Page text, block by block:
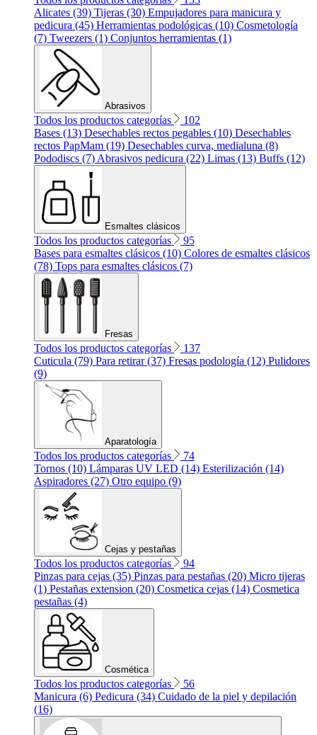
Alicates (39) Tijeras (30) Empujadores para manicura y
pedicura (45) Herramientas podológicas (10) Cosmetología
(7) Tweezers (1) Conjuntos herramientas (1)
Abrasivos
Todos los productos categorías
102
Bases (13) Desechables rectos pegables (10) Desechables
rectos PapMam (19) Desechables curva, medialuna (8)
Pododiscs (7) Abrasivos pedicura (22) Limas (13) Buffs (12)
Esmaltes clásicos
Todos los productos categorías
95
Bases para esmaltes clásicos (10) Colores de esmaltes clásicos
(78) Tops para esmaltes clásicos (7)
Fresas
Todos los productos categorías
137
Cuticula (79) Para retirar (37) Fresas podología (12) Pulidores
(9)
Aparatología
Todos los productos categorías
74
Tornos (10) Lámparas UV LED (14) Esterilización (14)
Aspiradores (27) Otro equipo (9)
Cejas y pestañas
Todos los productos categorías
94
Pinzas para cejas (35) Pinzas para pestañas (20) Micro tijeras
(1) Pestañas extension (20) Cosmetica cejas (14) Cosmetica
pestañas (4)
Cosmética
Todos los productos categorías
56
Manicura (6) Pedicura (34) Cuidado de la piel y depilación
(16)